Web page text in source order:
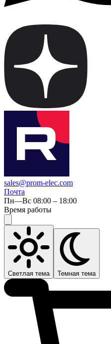
sales@prom-elec.com
Почта
Пн—Вс 08:00 – 18:00
Время работы
Светлая тема Темная тема